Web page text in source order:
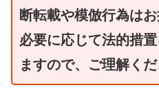
断転載や模倣行為はお
必要に応じて法的措
ますので、ご理解くだ